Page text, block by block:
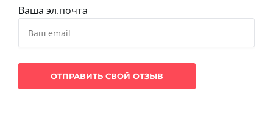
Ваша эл.почта